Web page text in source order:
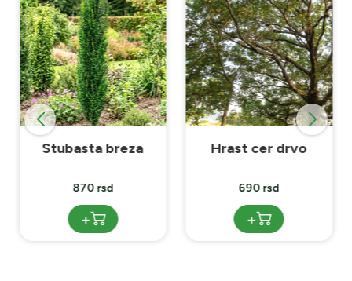
Stubasta breza
870 rsd
+
Hrast cer drvo
690 rsd
+